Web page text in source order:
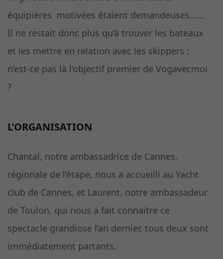
équipières motivées étaient demandeuses……
Il ne restait donc plus qu’à trouver les bateaux
et les mettre en relation avec les skippers :
n’est-ce pas là l’objectif premier de Vogavecmoi
?
L’ORGANISATION
Chantal, notre ambassadrice de Cannes,
régionale de l’étape, nous a accueilli au Yacht
club de Cannes, et Laurent, notre ambassadeur
de Toulon, qui nous a fait connaitre ce
spectacle grandiose l’an dernier, tous deux sont
immédiatement partants.